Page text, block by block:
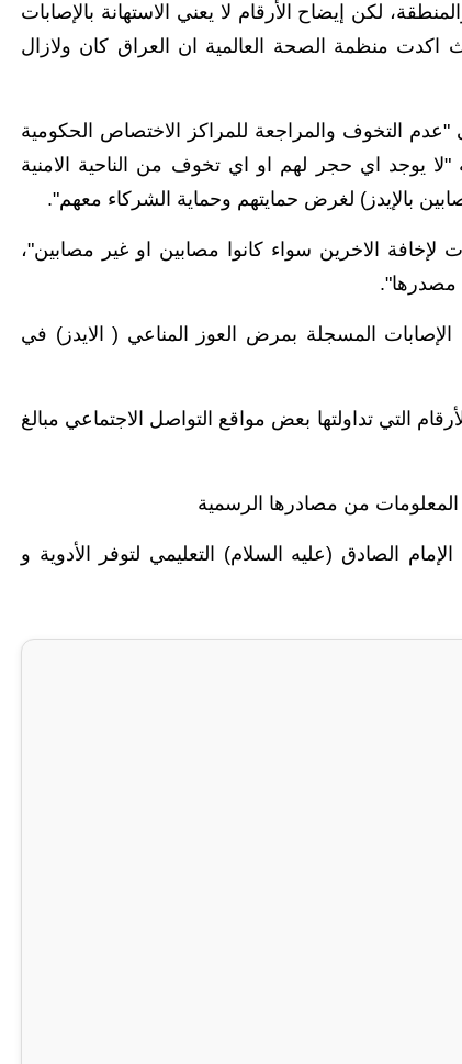
لكن إيضاح الأرقام لا يعني الاستهانة بالإصابات
اكدت منظمة الصحة العالمية ان العراق كان ولازال
"عدم التخوف والمراجعة للمراكز الاختصاص الحكومية
يوجد اي حجر لهم او اي تخوف من الناحية الامنية
بالإيدز) لغرض حمايتهم وحماية الشركاء معهم".
لإخافة الاخرين سواء كانوا مصابين او غير مصابين"،
مصدرها".
المسجلة بمرض العوز المناعي ( الايدز) في
التي تداولتها بعض مواقع التواصل الاجتماعي مبالغ
من مصادرها الرسمية
الصادق (عليه السلام) التعليمي لتوفر الأدوية و